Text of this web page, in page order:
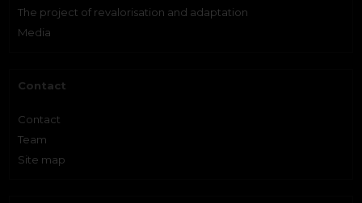
The project of revalorisation and adaptation
Media
Contact
Contact
Team
Site map